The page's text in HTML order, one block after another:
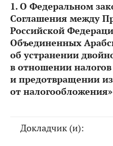
1.О Федеральном
Соглашения между
Российской
Объединенных
об устранении
в отношении
и предотвращении
от налогообложения»
Докладчик (и):